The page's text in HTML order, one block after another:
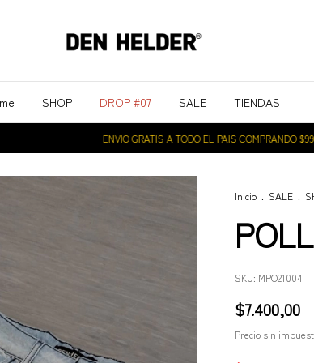
SHOP DROP #07 SALE TIENDAS
ENVIO GRATIS A TODO EL PAIS COMPRANDO $99.000
Inicio SALE
SKU: MPO21004
$7.400,00
Precio sin